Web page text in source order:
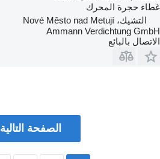
غطاء حجرة المحرك
التشيك، Nové Město nad Metují
Ammann Verdichtung GmbH
الاتصال بالبائع
الصفحة التالية